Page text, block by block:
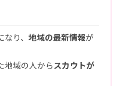
り、 地域の最新情報が
地域の人から スカウトが